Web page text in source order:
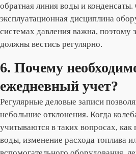
обратная линия воды и
эксплуатационная дисциплина
системах давления важна, поэтому
должны вестись регулярно.
6. Почему
ежедневный учет?
Регулярные деловые записи
небольшие отклонения. Когда
учитываются в таких вопросах, как
воды, изменение расхода топлива